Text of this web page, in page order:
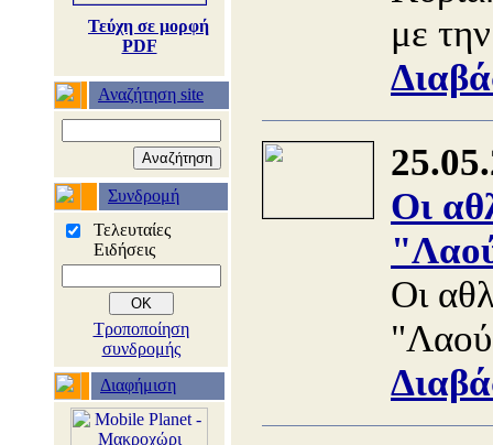
Τεύχη σε μορφή
PDF
Αναζήτηση site
Συνδρομή
Τελευταίες
Ειδήσεις
Τροποποίηση
συνδρομής
Διαφήμιση
με
Οι
Οι